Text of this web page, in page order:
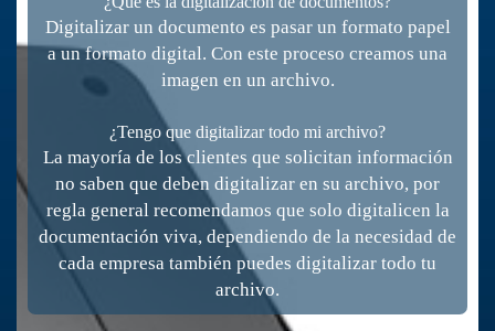
Digitalizar un documento es pasar un formato papel
a un formato digital. Con este proceso creamos una
imagen en un archivo.
¿Tengo que digitalizar todo mi archivo?
La mayoría de los clientes que solicitan información
no saben que deben digitalizar en su archivo, por
regla general recomendamos que solo digitalicen la
documentación viva, dependiendo de la necesidad de
cada empresa también puedes digitalizar todo tu
archivo.